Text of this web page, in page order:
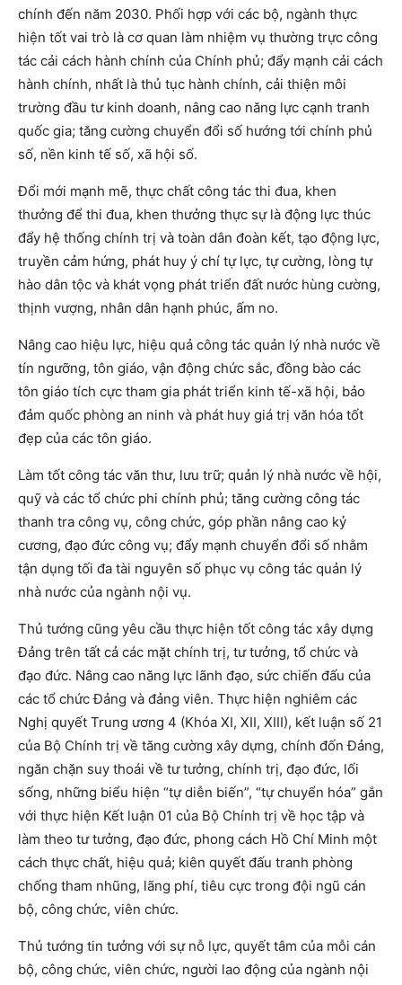
chính đến năm 2030. Phối hợp với các bộ, ngành thực
hiện tốt vai trò là cơ quan làm nhiệm vụ thường trực công
tác cải cách hành chính của Chính phủ; đẩy mạnh cải cách
hành chính, nhất là thủ tục hành chính, cải thiện môi
trường đầu tư kinh doanh, nâng cao năng lực cạnh tranh
quốc gia; tăng cường chuyển đổi số hướng tới chính phủ
số, nền kinh tế số, xã hội số.
Đổi mới mạnh mẽ, thực chất công tác thi đua, khen
thưởng để thi đua, khen thưởng thực sự là động lực thúc
đẩy hệ thống chính trị và toàn dân đoàn kết, tạo động lực,
truyền cảm hứng, phát huy ý chí tự lực, tự cường, lòng tự
hào dân tộc và khát vọng phát triển đất nước hùng cường,
thịnh vượng, nhân dân hạnh phúc, ấm no.
Nâng cao hiệu lực, hiệu quả công tác quản lý nhà nước về
tín ngưỡng, tôn giáo, vận động chức sắc, đồng bào các
tôn giáo tích cực tham gia phát triển kinh tế-xã hội, bảo
đảm quốc phòng an ninh và phát huy giá trị văn hóa tốt
đẹp của các tôn giáo.
Làm tốt công tác văn thư, lưu trữ; quản lý nhà nước về hội,
quỹ và các tổ chức phi chính phủ; tăng cường công tác
thanh tra công vụ, công chức, góp phần nâng cao kỷ
cương, đạo đức công vụ; đẩy mạnh chuyển đổi số nhằm
tận dụng tối đa tài nguyên số phục vụ công tác quản lý
nhà nước của ngành nội vụ.
Thủ tướng cũng yêu cầu thực hiện tốt công tác xây dựng
Đảng trên tất cả các mặt chính trị, tư tưởng, tổ chức và
đạo đức. Nâng cao năng lực lãnh đạo, sức chiến đấu của
các tổ chức Đảng và đảng viên. Thực hiện nghiêm các
Nghị quyết Trung ương 4 (Khóa XI, XII, XIII), kết luận số 21
của Bộ Chính trị về tăng cường xây dựng, chính đốn Đảng,
ngăn chặn suy thoái về tư tưởng, chính trị, đạo đức, lối
sống, những biểu hiện “tự diễn biến”, “tự chuyển hóa” gắn
với thực hiện Kết luận 01 của Bộ Chính trị về học tập và
làm theo tư tưởng, đạo đức, phong cách Hồ Chí Minh một
cách thực chất, hiệu quả; kiên quyết đấu tranh phòng
chống tham nhũng, lãng phí, tiêu cực trong đội ngũ cán
bộ, công chức, viên chức.
Thủ tướng tin tưởng với sự nỗ lực, quyết tâm của mỗi cán
bộ, công chức, viên chức, người lao động của ngành nội